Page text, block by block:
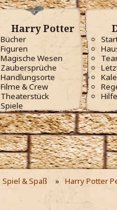
Harry Potter
Bücher
Figuren
Magische Wesen
Zaubersprüche
Handlungsorte
Filme & Crew
Theaterstück
Spiele
Hilfe
Spiel & Spaß Harry Potter